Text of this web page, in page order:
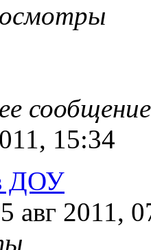
15:34
ДОУ
авг 2011,